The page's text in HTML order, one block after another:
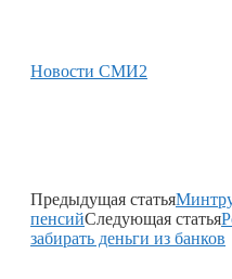
Новости СМИ2
Предыдущая статья
пенсийСледующая статья
забирать деньги из банков